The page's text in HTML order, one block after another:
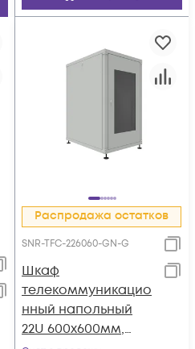
Распродажа остатков
SNR-TFC-226060-GN-G
Шкаф
телекоммуникацио
нный напольный
22U 600x600мм,